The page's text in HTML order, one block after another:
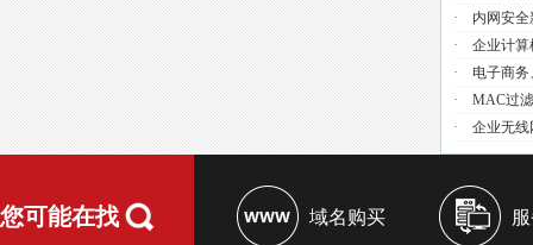
· 内网安
· 企业计算
· 电子商
· MAC过
· 企业无线
您可能在找 域名购买